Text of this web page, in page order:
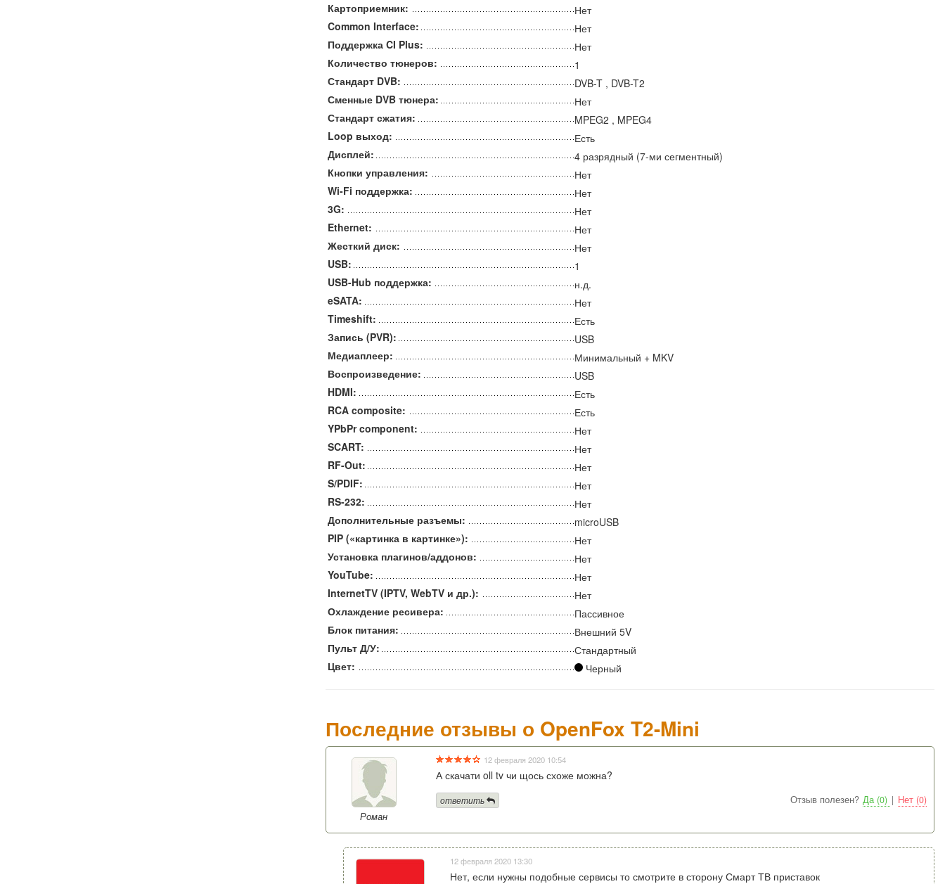
Картоприемник:
Нет
Common Interface:
Нет
Поддержка CI Plus:
Нет
Количество тюнеров:
1
Стандарт DVB:
DVB-T , DVB-T2
Сменные DVB тюнера:
Нет
Стандарт сжатия:
MPEG2 , MPEG4
Loop выход:
Есть
Дисплей:
4 разрядный (7-ми сегментный)
Кнопки управления:
Нет
Wi-Fi поддержка:
Нет
3G:
Нет
Ethernet:
Нет
Жесткий диск:
Нет
USB:
1
USB-Hub поддержка:
н.д.
eSATA:
Нет
Timeshift:
Есть
Запись (PVR):
USB
Медиаплеер:
Минимальный + MKV
Воспроизведение:
USB
HDMI:
Есть
RCA composite:
Есть
YPbPr component:
Нет
SCART:
Нет
RF-Out:
Нет
S/PDIF:
Нет
RS-232:
Нет
Дополнительные разъемы:
microUSB
PIP («картинка в картинке»):
Нет
Установка плагинов/аддонов:
Нет
YouTube:
Нет
InternetTV (IPTV, WebTV и др.):
Нет
Охлаждение ресивера:
Пассивное
Блок питания:
Внешний 5V
Пульт Д/У:
Стандартный
Цвет:
Черный
Последние отзывы о OpenFox T2-Mini
Роман
12 февраля 2020 10:54
А скачати oll tv чи щось схоже можна?
Отзыв полезен? Да (0) | Нет (0)
ответить
12 февраля 2020 13:30
Нет, если нужны подобные сервисы то смотрите в сторону Смарт ТВ приставок